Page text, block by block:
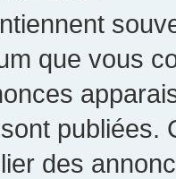
que vous
publiées.
des